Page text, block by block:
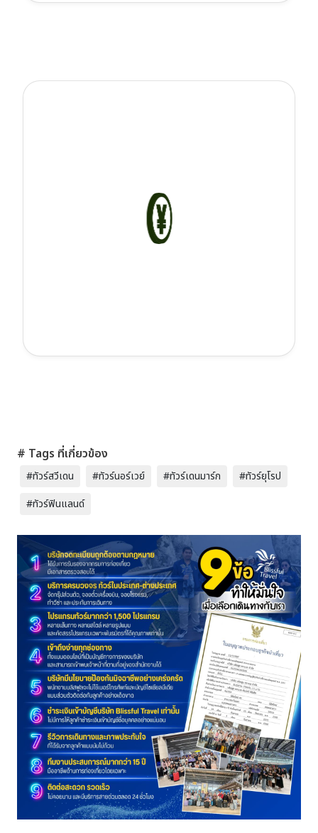
# Tags ที่เกี่ยวข้อง
#ทัวร์สวีเดน #ทัวร์นอร์เวย์ #ทัวร์เดนมาร์ก
#ทัวร์ยุโรป
#ทัวร์ฟินแลนด์